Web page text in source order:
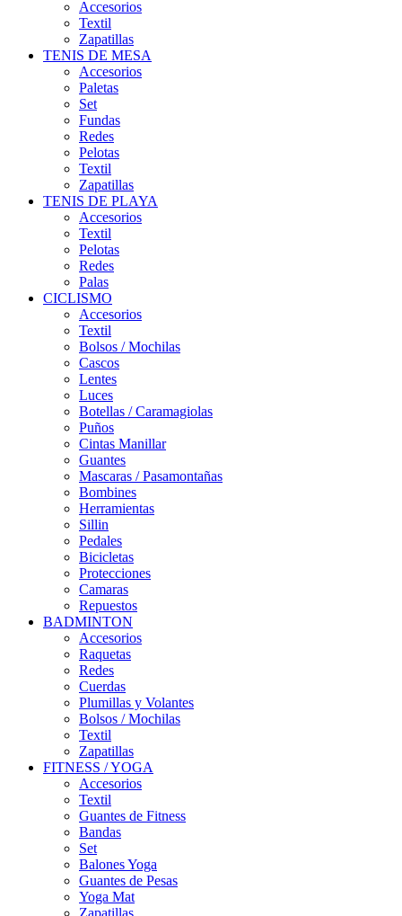
Accesorios
Textil
Zapatillas
TENIS DE MESA
Accesorios
Paletas
Set
Fundas
Redes
Pelotas
Textil
Zapatillas
TENIS DE PLAYA
Accesorios
Textil
Pelotas
Redes
Palas
CICLISMO
Accesorios
Textil
Bolsos / Mochilas
Cascos
Lentes
Luces
Botellas / Caramagiolas
Puños
Cintas Manillar
Guantes
Mascaras / Pasamontañas
Bombines
Herramientas
Sillin
Pedales
Bicicletas
Protecciones
Camaras
Repuestos
BADMINTON
Accesorios
Raquetas
Redes
Cuerdas
Plumillas y Volantes
Bolsos / Mochilas
Textil
Zapatillas
FITNESS / YOGA
Accesorios
Textil
Guantes de Fitness
Bandas
Set
Balones Yoga
Guantes de Pesas
Yoga Mat